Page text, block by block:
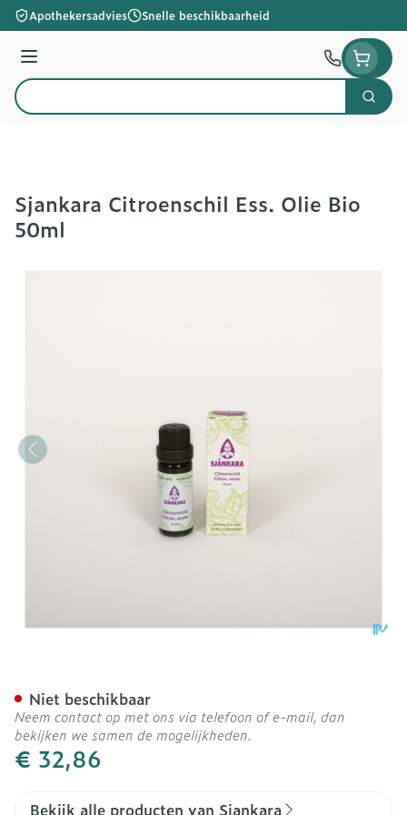
Ga naar de inhoud
Apothekersadvies Snelle beschikbaarheid
Menu
Product, merk, categorie...
Zoek
Sjankara Citroenschil Ess. Olie Bio
50ml
€ 32,86
Niet beschikbaar
Neem contact op met ons via telefoon of e-mail, dan
bekijken we samen de mogelijkheden.
Bekijk alle producten van Sjankara